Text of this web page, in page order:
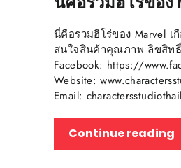
นี่คือรวมฮีโร่ของ Marvel
สนใจสินค้าคุณภาพ ลิขสิท
Facebook: https://
Website:
Email:
Continue reading